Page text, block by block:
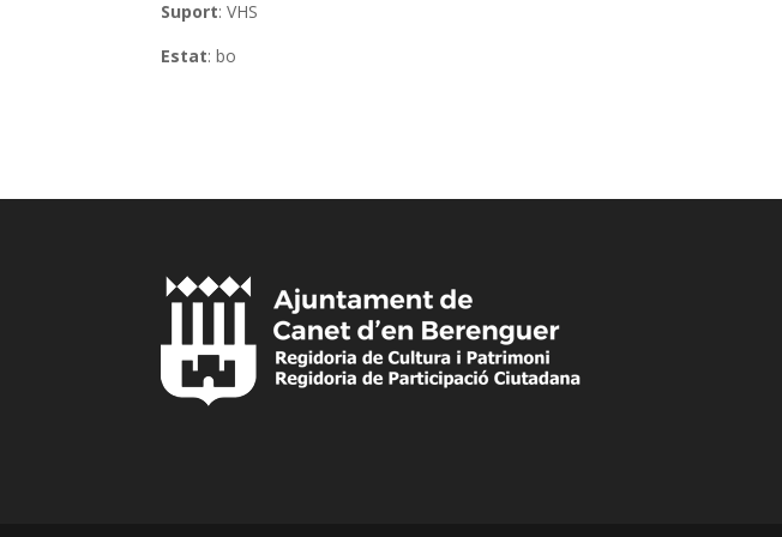
Suport: VHS
Estat: bo